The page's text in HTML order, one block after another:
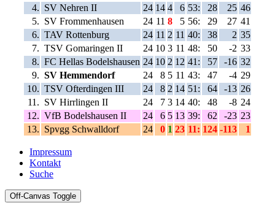
4. SV Nehren II 24 14 4 6 53: 28 25 46
5. SV Frommenhausen 24 11 8 5 56: 29 27 41
6. TAV Rottenburg 24 11 2 11 40: 38 2 35
7. TSV Gomaringen II 24 10 3 11 48: 50 -2 33
8. FC Hellas Bodelshausen 24 10 2 12 41: 57 -16 32
9. SV Hemmendorf 24 8 5 11 43: 47 -4 29
10. TSV Ofterdingen III 24 8 2 14 51: 64 -13 26
11. SV Hirrlingen II 24 7 3 14 40: 48 -8 24
12. VfB Bodelshausen II 24 6 5 13 39: 62 -23 23
13. Spvgg Schwalldorf 24 0 1 23 11: 124 -113 1
Impressum
Kontakt
Suche
Off-Canvas Toggle